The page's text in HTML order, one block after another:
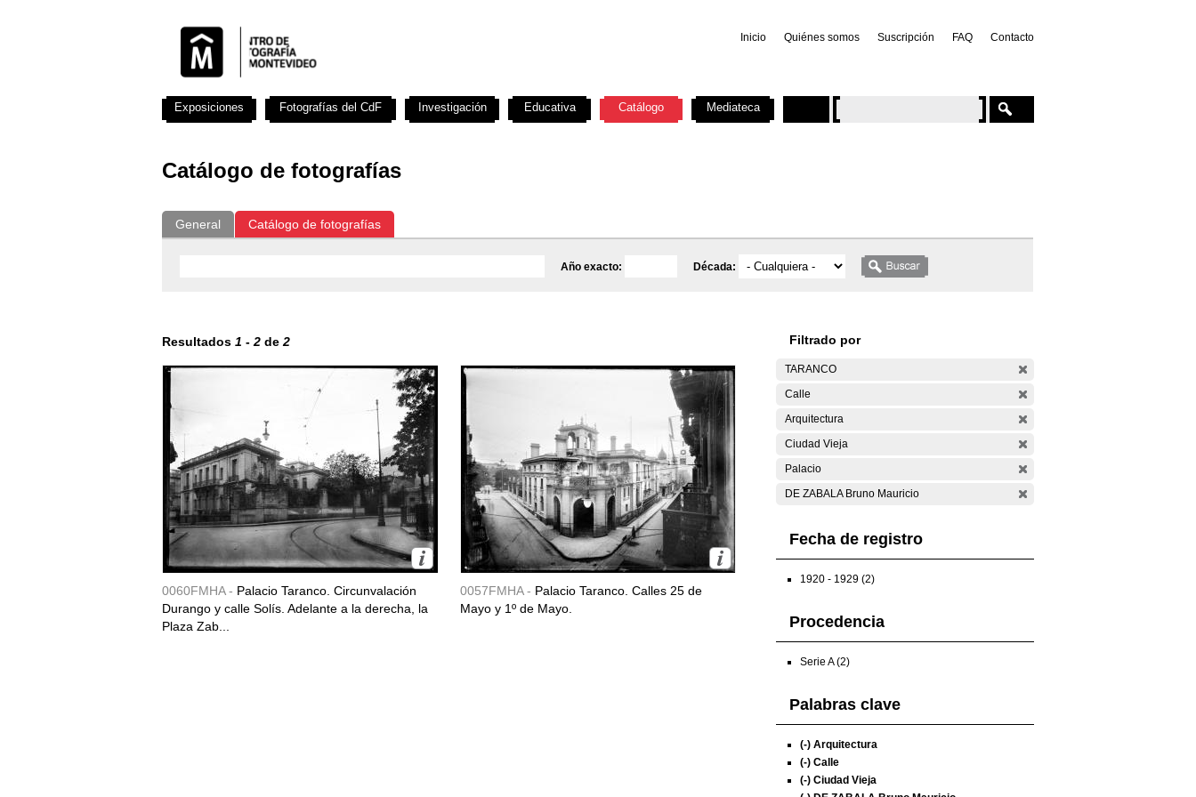
Inicio Quiénes somos Suscripción FAQ Contacto
Catálogo de fotografías
General Catálogo de fotografías
Año exacto: Década:
Resultados 1 - 2 de 2
0060FMHA - Palacio Taranco. Circunvalación
Durango y calle Solís. Adelante a la derecha, la
Plaza Zab...
0057FMHA - Palacio Taranco. Calles 25 de
Mayo y 1º de Mayo.
Filtrado por
TARANCO
Calle
Arquitectura
Ciudad Vieja
Palacio
DE ZABALA Bruno Mauricio
Fecha de registro
1920 - 1929 (2)
Procedencia
Serie A (2)
Palabras clave
(-) Arquitectura
(-) Calle
(-) Ciudad Vieja
Exposiciones Fotografías del CdF Investigación Educativa Catálogo Mediateca